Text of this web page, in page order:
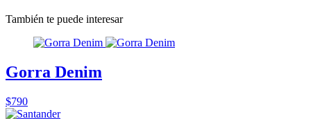
También te puede interesar
Gorra Denim
$790